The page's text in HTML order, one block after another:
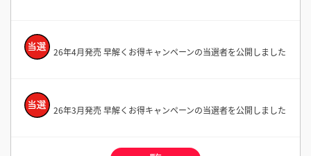
26年4月発売 早解くお得キャンペーンの当選者を公開しました
26年3月発売 早解くお得キャンペーンの当選者を公開しました